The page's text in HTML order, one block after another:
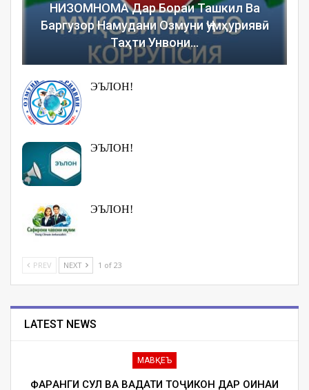
НИЗОМНОМА Дар Бораи Ташкил Ва
Баргузор Намудани Озмуни Ҷумҳуриявӣ
Таҳти Унвони…
ЭЪЛОН!
ЭЪЛОН!
ЭЪЛОН!
PREV NEXT 1 of 23
LATEST NEWS
МАВҚЕЪ
ФАРҲАНГИ СУЛҲ ВА ВАҲДАТИ ТОҶИКОН ДАР ОИНАИ